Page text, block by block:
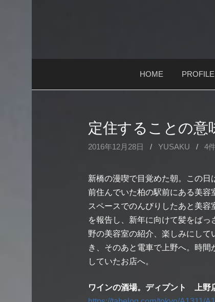
ツ
ス
HOME PROFILE
定住することの意
2016年12月28日 / YUSAKU / 4
新橋の漫喫で目覚めた朝。この日
前住んでいた柏の駅前にある美
スペースでのんびりしたあと美
を報告し、新年に向けて髪をば
野の美容室の紹介、楽しみにし
き、そのあと電車で上野へ。時
していたお店へ。
ワインの酒場。ディプント 上野